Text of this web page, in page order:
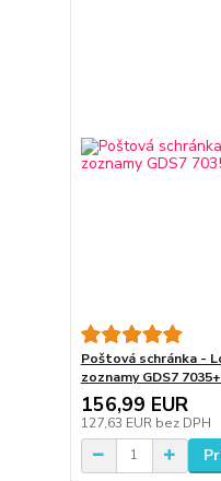
Poštová schránka -
zoznamy GDS7
156,99 EUR
127,63 EUR bez DPH